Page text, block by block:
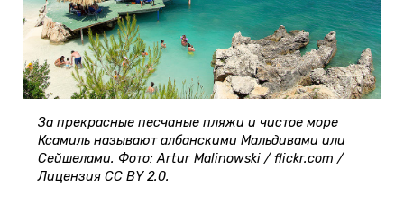
За прекрасные песчаные пляжи и чистое море
Ксамиль называют албанскими Мальдивами или
Сейшелами. Фото: Artur Malinowski / flickr.com /
Лицензия CC BY 2.0.